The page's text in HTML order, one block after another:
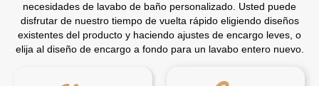
necesidades de lavabo de baño personalizado. Usted puede
disfrutar de nuestro tiempo de vuelta rápido eligiendo diseños
existentes del producto y haciendo ajustes de encargo leves, o
elija al diseño de encargo a fondo para un lavabo entero nuevo.